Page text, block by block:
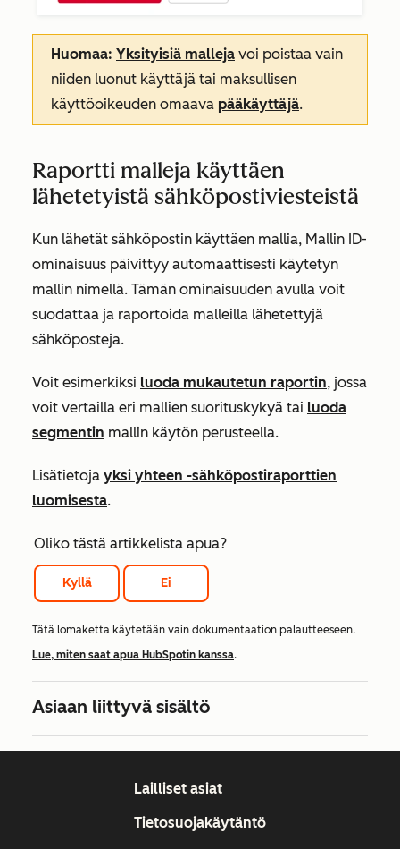
Huomaa: Yksityisiä malleja voi poistaa vain
niiden luonut käyttäjä tai maksullisen
käyttöoikeuden omaava pääkäyttäjä.
Raportti malleja käyttäen
lähetetyistä sähköpostiviesteistä
Kun lähetät sähköpostin käyttäen mallia, Mallin ID-
ominaisuus päivittyy automaattisesti käytetyn
mallin nimellä. Tämän ominaisuuden avulla voit
suodattaa ja raportoida malleilla lähetettyjä
sähköposteja.
Voit esimerkiksi luoda mukautetun raportin, jossa
voit vertailla eri mallien suorituskykyä tai luoda
segmentin mallin käytön perusteella.
Lisätietoja yksi yhteen -sähköpostiraporttien
luomisesta.
Oliko tästä artikkelista apua?
Kyllä Ei
Tätä lomaketta käytetään vain dokumentaation palautteeseen.
Lue, miten saat apua HubSpotin kanssa.
Asiaan liittyvä sisältö
Lailliset asiat
Tietosuojakäytäntö